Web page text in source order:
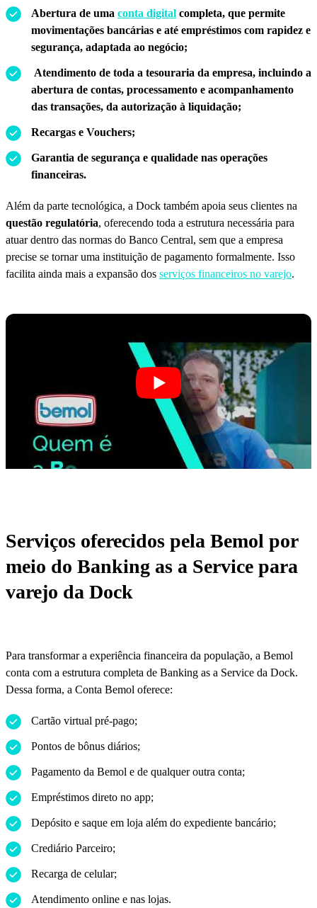
Abertura de uma conta digital completa, que permite
movimentações bancárias e até empréstimos com rapidez e
segurança, adaptada ao negócio;
Atendimento de toda a tesouraria da empresa, incluindo a
abertura de contas, processamento e acompanhamento
das transações, da autorização à liquidação;
Recargas e Vouchers;
Garantia de segurança e qualidade nas operações
financeiras.
Além da parte tecnológica, a Dock também apoia seus clientes na
questão regulatória, oferecendo toda a estrutura necessária para
atuar dentro das normas do Banco Central, sem que a empresa
precise se tornar uma instituição de pagamento formalmente. Isso
facilita ainda mais a expansão dos serviços financeiros no varejo.
Serviços oferecidos pela Bemol por
meio do Banking as a Service para
varejo da Dock
Para transformar a experiência financeira da população, a Bemol
conta com a estrutura completa de Banking as a Service da Dock.
Dessa forma, a Conta Bemol oferece:
Cartão virtual pré-pago;
Pontos de bônus diários;
Pagamento da Bemol e de qualquer outra conta;
Empréstimos direto no app;
Depósito e saque em loja além do expediente bancário;
Crediário Parceiro;
Recarga de celular;
Atendimento online e nas lojas.